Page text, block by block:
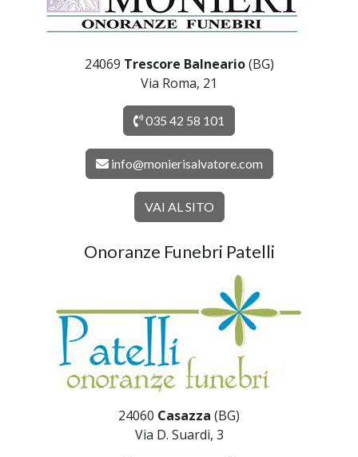
24069 Trescore Balneario(BG)
Via Roma, 21
035 42 58 101
info@monierisalvatore.com
VAI AL SITO
Onoranze Funebri Patelli
24060 Casazza (BG)
Via D. Suardi, 3